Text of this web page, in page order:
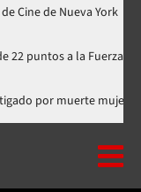
Festival de Cine de
a la Fuerza del Pueblo
investigado por